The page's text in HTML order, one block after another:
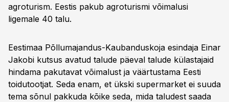
agroturism. Eestis pakub agroturismi võimalusi
ligemale 40 talu.
Eestimaa Põllumajandus-Kaubanduskoja esindaja Einar
Jakobi kutsus avatud talude päeval talude külastajaid
hindama pakutavat võimalust ja väärtustama Eesti
toidutootjat. Seda enam, et ükski supermarket ei suuda
tema sõnul pakkuda kõike seda, mida taludest saada